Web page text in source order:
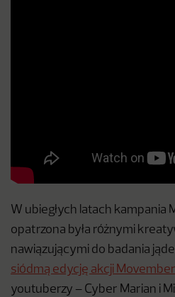
W ubiegłych latach kampania
opatrzona była różnymi
nawiązującymi do badania
siódmą edycję akcji
youtuberzy – Cyber Marian i